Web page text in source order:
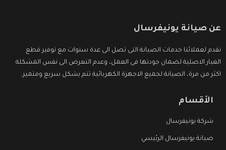
عن صيانة يونيفرسال
نقدم لعملائنا خدمات الصيانة التى تصل الى عدة سنوات مع توفير قطع
الغيار الاصلية لضمان جودتها فى العمل، وعدم التعرض الى نفس المشكلة
اكثر من مرة، الصيانة لجميع الاجهزة الكهربائية تتم بشكل سريع ومتميز.
الأقسام
شركة يونيفرسال
صيانة يونيفرسال الرئيسي